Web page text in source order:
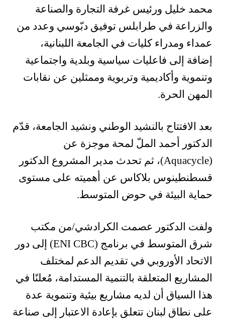
محمد خليل ورئيس غرفة التجارة والصناعة
والزراعة في طرابلس توفيق دبّوسي وعدد من
عمداء ومدراء كليات في الجامعة اللبنانية،
إضافة إلى فاعليات سياسية وبلدية واجتماعية
وتنموية وأكاديمية وتربوية وممثلين عن نقابات
المهن الحرة.
بعد الافتتاح بالنشيد الوطني ونشيد الجامعة، قدّم
الدكتور أحمد الملّ لمحة موجزة عن
(Aquacycle)، ثم تحدث مدير المشروع الدكتور
قسطنطينوس بلاكاس عن أهميته على مستوى
حماية البيئة في حوض المتوسط.
ولفت الدكتور عصمت الكرادشي/من مكتب
شرق المتوسط في برنامج (ENI CBC) إلى دور
الاتحاد الأوروبي في تقديم الدعم لمختلف
المشاريع المتعلقة بالتنمية المستدامة، مُعلنًا في
هذا السياق أن لديه مشاريع بيئية وتنموية عدة
على نطاق لبنان تتعلق بإعادة الاعتبار إلى صناعة